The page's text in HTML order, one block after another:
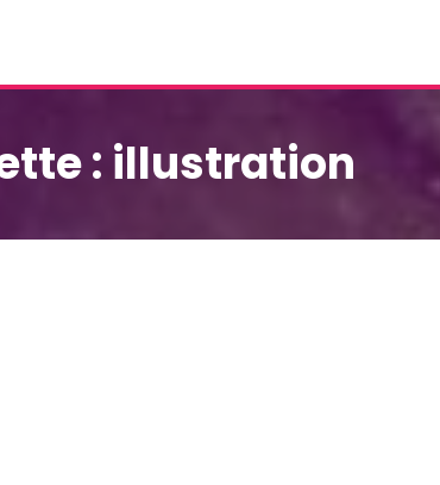
: illustration